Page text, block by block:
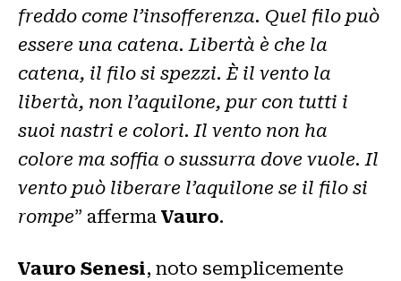
freddo come l’insofferenza. Quel filo può
essere una catena. Libertà è che la
catena, il filo si spezzi. È il vento la
libertà, non l’aquilone, pur con tutti i
suoi nastri e colori. Il vento non ha
colore ma soffia o sussurra dove vuole. Il
vento può liberare l’aquilone se il filo si
rompe” afferma Vauro.
Vauro Senesi, noto semplicemente